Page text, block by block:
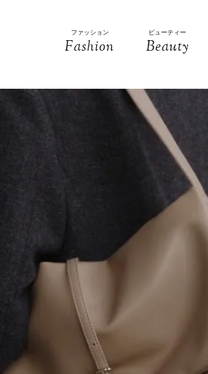
ファッション
Fashion
ビューティー
Beauty